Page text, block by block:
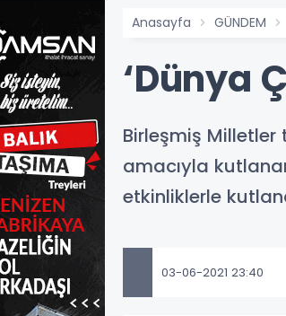
Anasayfa GÜNDEM
‘Dünya
Birleşmiş
amacıyla
etkinliklerle
03-06-2021 23:40